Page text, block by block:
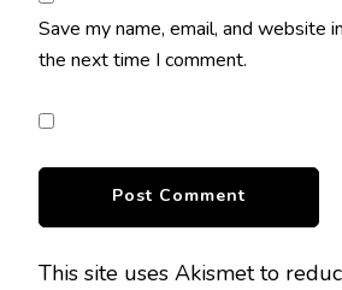
Save my name, email, and website
the next time I comment.
This site uses Akismet to